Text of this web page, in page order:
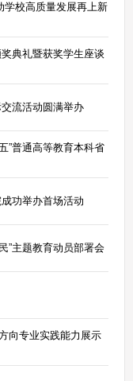
学校高质量发展再上新
典礼暨获奖学生座谈
流活动圆满举办
”普通高等教育本科省
功举办首场活动
”主题教育动员部署会
向专业实践能力展示